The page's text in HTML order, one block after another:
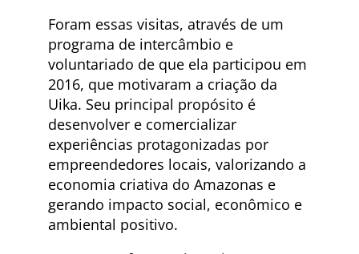
Foram essas visitas, através de um
programa de intercâmbio e
voluntariado de que ela participou em
2016, que motivaram a criação da
Uika. Seu principal propósito é
desenvolver e comercializar
experiências protagonizadas por
empreendedores locais, valorizando a
economia criativa do Amazonas e
gerando impacto social, econômico e
ambiental positivo.